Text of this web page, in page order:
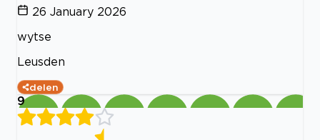
26 January 2026
wytse
Leusden
delen
9